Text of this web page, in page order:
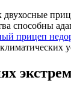
двухосные
способны
прицеп